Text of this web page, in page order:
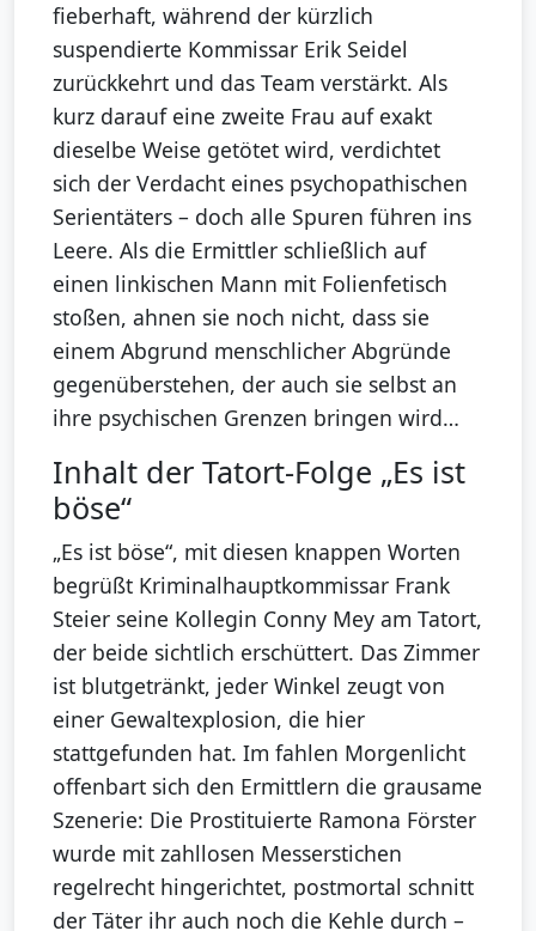
fieberhaft, während der kürzlich
suspendierte Kommissar Erik Seidel
zurückkehrt und das Team verstärkt. Als
kurz darauf eine zweite Frau auf exakt
dieselbe Weise getötet wird, verdichtet
sich der Verdacht eines psychopathischen
Serientäters – doch alle Spuren führen ins
Leere. Als die Ermittler schließlich auf
einen linkischen Mann mit Folienfetisch
stoßen, ahnen sie noch nicht, dass sie
einem Abgrund menschlicher Abgründe
gegenüberstehen, der auch sie selbst an
ihre psychischen Grenzen bringen wird…
Inhalt der Tatort-Folge „Es ist
böse“
„Es ist böse“, mit diesen knappen Worten
begrüßt Kriminalhauptkommissar Frank
Steier seine Kollegin Conny Mey am Tatort,
der beide sichtlich erschüttert. Das Zimmer
ist blutgetränkt, jeder Winkel zeugt von
einer Gewaltexplosion, die hier
stattgefunden hat. Im fahlen Morgenlicht
offenbart sich den Ermittlern die grausame
Szenerie: Die Prostituierte Ramona Förster
wurde mit zahllosen Messerstichen
regelrecht hingerichtet, postmortal schnitt
der Täter ihr auch noch die Kehle durch –